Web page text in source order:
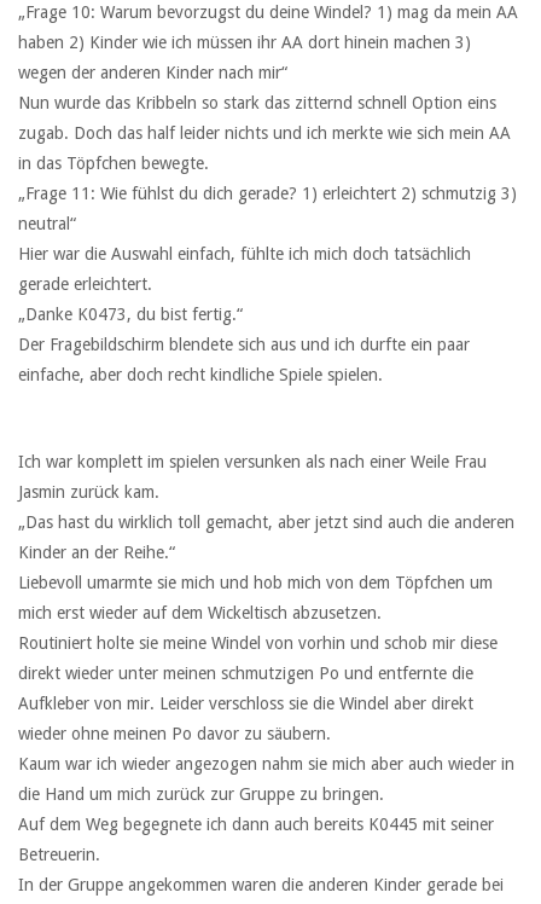
„Frage 10: Warum bevorzugst du deine Windel? 1) mag da mein AA
haben 2) Kinder wie ich müssen ihr AA dort hinein machen 3)
wegen der anderen Kinder nach mir“
Nun wurde das Kribbeln so stark das zitternd schnell Option eins
zugab. Doch das half leider nichts und ich merkte wie sich mein AA
in das Töpfchen bewegte.
„Frage 11: Wie fühlst du dich gerade? 1) erleichtert 2) schmutzig 3)
neutral“
Hier war die Auswahl einfach, fühlte ich mich doch tatsächlich
gerade erleichtert.
„Danke K0473, du bist fertig.“
Der Fragebildschirm blendete sich aus und ich durfte ein paar
einfache, aber doch recht kindliche Spiele spielen.
Ich war komplett im spielen versunken als nach einer Weile Frau
Jasmin zurück kam.
„Das hast du wirklich toll gemacht, aber jetzt sind auch die anderen
Kinder an der Reihe.“
Liebevoll umarmte sie mich und hob mich von dem Töpfchen um
mich erst wieder auf dem Wickeltisch abzusetzen.
Routiniert holte sie meine Windel von vorhin und schob mir diese
direkt wieder unter meinen schmutzigen Po und entfernte die
Aufkleber von mir. Leider verschloss sie die Windel aber direkt
wieder ohne meinen Po davor zu säubern.
Kaum war ich wieder angezogen nahm sie mich aber auch wieder in
die Hand um mich zurück zur Gruppe zu bringen.
Auf dem Weg begegnete ich dann auch bereits K0445 mit seiner
Betreuerin.
In der Gruppe angekommen waren die anderen Kinder gerade bei